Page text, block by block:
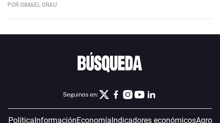
POR ISMAEL GRAU
Seguinos en:
PolíticaInformaciónEconomíaIndicadores económicosAgro